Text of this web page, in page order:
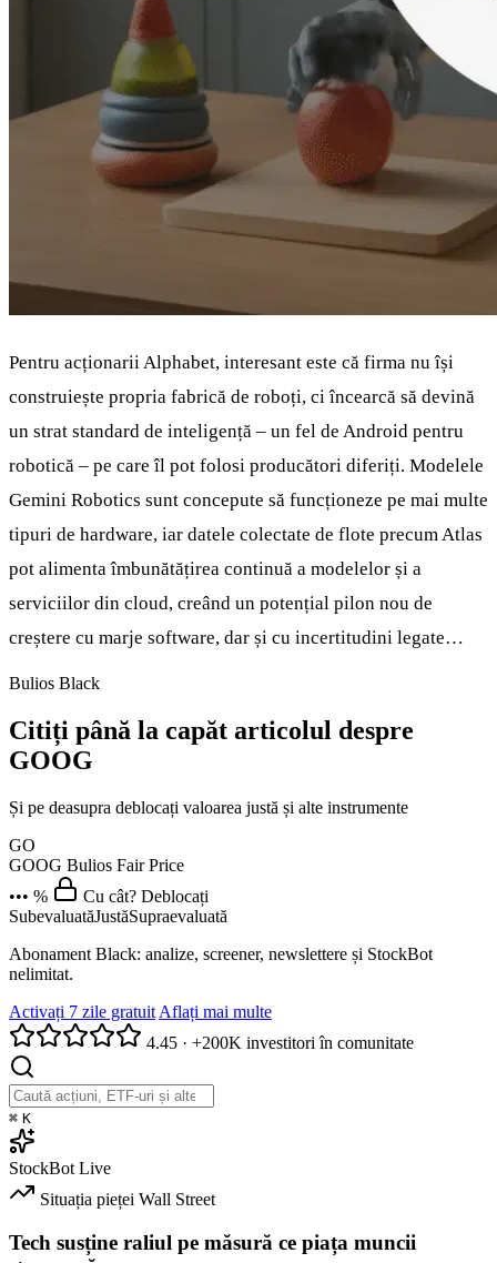
Pentru acționarii Alphabet, interesant este că firma nu își
construiește propria fabrică de roboți, ci încearcă să devină
un strat standard de inteligență – un fel de Android pentru
robotică – pe care îl pot folosi producători diferiți. Modelele
Gemini Robotics sunt concepute să funcționeze pe mai multe
tipuri de hardware, iar datele colectate de flote precum Atlas
pot alimenta îmbunătățirea continuă a modelelor și a
serviciilor din cloud, creând un potențial pilon nou de
creștere cu marje software, dar și cu incertitudini legate…
Bulios Black
Citiți până la capăt articolul despre
GOOG
Și pe deasupra deblocați valoarea justă și alte instrumente
GO
GOOG Bulios Fair Price
••• %
Cu cât? Deblocați
SubevaluatăJustăSupraevaluată
Abonament Black: analize, screener, newslettere și StockBot
nelimitat.
Activați 7 zile gratuit Aflați mai multe
4.45 · +200K investitori în comunitate
⌘ K
StockBot Live
Situația pieței Wall Street
Tech susține raliul pe măsură ce piața muncii